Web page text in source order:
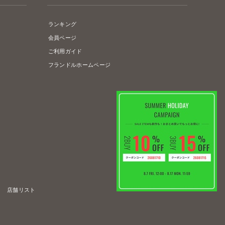
ランキング
会員ページ
ご利用ガイド
フランドルホームページ
店舗リスト